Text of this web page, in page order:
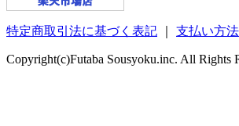
特定商取引法に基づく表記 支払い方
Copyright(c)Futaba Sousyoku.inc. All Rights